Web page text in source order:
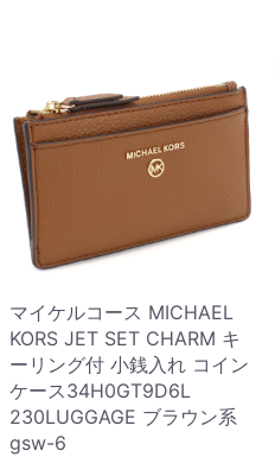
マイケルコース MICHAEL
KORS JET SET CHARM キ
ーリング付 小銭入れ コイン
ケース34H0GT9D6L
230LUGGAGE ブラウン系
gsw-6